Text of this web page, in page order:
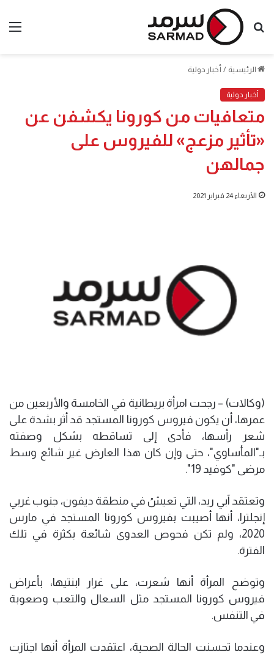
بحث
الرئيسية / أخبار دولية
أخبار دولية
متعافيات من كورونا يكشفن عن
«تأثير مزعج» للفيروس على
جمالهن
الأربعاء 24 فبراير 2021
(وكالات) – رجحت امرأة بريطانية في الخامسة والأربعين من
عمرها، أن يكون فيروس كورونا المستجد قد أثر بشدة على
شعر رأسها، فأدى إلى تساقطه بشكل وصفته
بـ"المأساوي"، حتى وإن كان هذا العارض غير شائع وسط
مرضى "كوفيد 19".
وتعتقد آبي ريد، التي تعيشُ في منطقة ديفون، جنوب غربي
إنجلترا، أنها أصيبت بفيروس كورونا المستجد في مارس
2020، ولم تكن فحوص العدوى شائعة بكثرة في تلك
الفترة.
وتوضح المرأة أنها شعرت، على غرار ابنتيها، بأعراض
فيروس كورونا المستجد مثل السعال والتعب وصعوبة
في التنفس.
وعندما تحسنت الحالة الصحية، اعتقدت المرأة أنها اجتازت